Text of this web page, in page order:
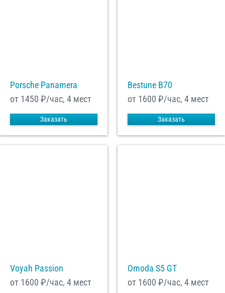
Porsche Panamera
от 1450 ₽/час, 4 мест
Заказать
Bestune B70
от 1600 ₽/час, 4 мест
Заказать
Voyah Passion
от 1600 ₽/час, 4 мест
Omoda S5 GT
от 1600 ₽/час, 4 мест